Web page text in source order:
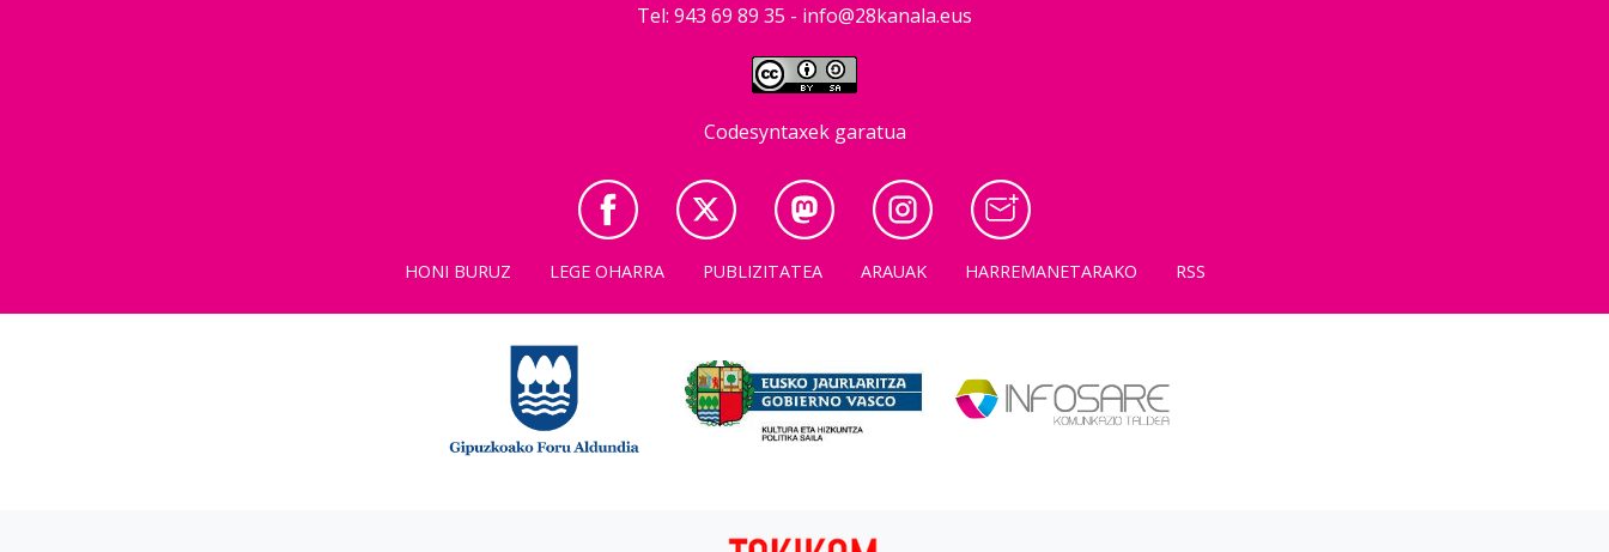
Tel: 943 69 89 35 - info@28kanala.eus
Codesyntaxek garatua
HONI BURUZ LEGE OHARRA PUBLIZITATEA ARAUAK HARREMANETARAKO RSS